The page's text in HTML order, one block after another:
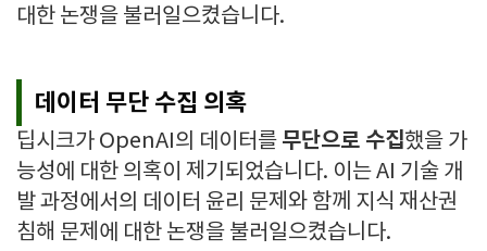
대한 논쟁을 불러일으켰습니다.
데이터 무단 수집 의혹
딥시크가 OpenAI의 데이터를 무단으로 수집했을 가
능성에 대한 의혹이 제기되었습니다. 이는 AI 기술 개
발 과정에서의 데이터 윤리 문제와 함께 지식 재산권
침해 문제에 대한 논쟁을 불러일으켰습니다.